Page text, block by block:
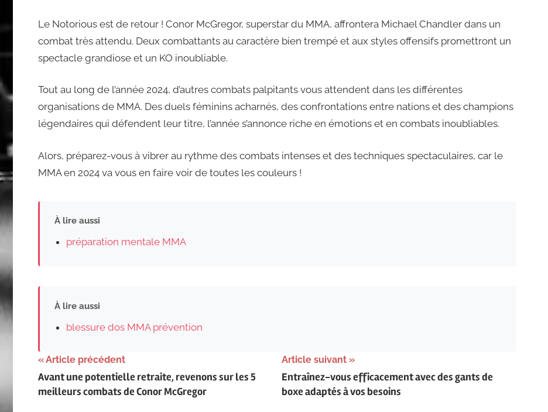
Le Notorious est de retour ! Conor McGregor, superstar du MMA, affrontera Michael Chandler dans un
combat très attendu. Deux combattants au caractère bien trempé et aux styles offensifs promettront un
spectacle grandiose et un KO inoubliable.
Tout au long de l’année 2024, d’autres combats palpitants vous attendent dans les différentes
organisations de MMA. Des duels féminins acharnés, des confrontations entre nations et des champions
légendaires qui défendent leur titre, l’année s’annonce riche en émotions et en combats inoubliables.
Alors, préparez-vous à vibrer au rythme des combats intenses et des techniques spectaculaires, car le
MMA en 2024 va vous en faire voir de toutes les couleurs !
À lire aussi
préparation mentale MMA
À lire aussi
blessure dos MMA prévention
Navigation
de
Article précédent
Avant une potentielle retraite, revenons sur les 5
meilleurs combats de Conor McGregor
Article suivant
Entraînez-vous efficacement avec des gants de
boxe adaptés à vos besoins